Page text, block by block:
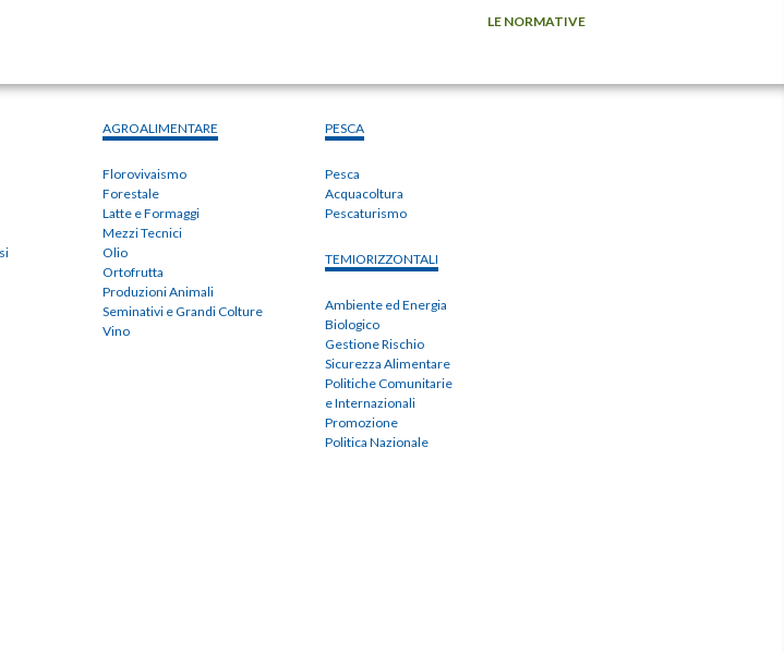
LE NORMATIVE
AGROALIMENTARE
Florovivaismo
Forestale
Latte e Formaggi
Mezzi Tecnici
Olio
Ortofrutta
Produzioni Animali
Seminativi e Grandi Colture
Vino
PESCA
Pesca
Acquacoltura
Pescaturismo
TEMIORIZZONTALI
Ambiente ed Energia
Biologico
Gestione Rischio
Sicurezza Alimentare
Politiche Comunitarie
e Internazionali
Promozione
Politica Nazionale